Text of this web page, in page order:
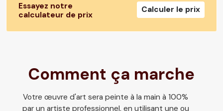
Essayez notre
calculateur de prix
Calculer le prix
Comment ça marche
Votre œuvre d'art sera peinte à la main à 100%
par un artiste professionnel, en utilisant une ou